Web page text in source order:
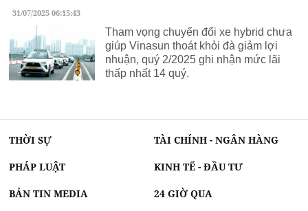
31/07/2025 06:15:43
Tham vọng chuyển đổi xe hybrid chưa
giúp Vinasun thoát khỏi đà giảm lợi
nhuận, quý 2/2025 ghi nhận mức lãi
thấp nhất 14 quý.
THỜI SỰ TÀI CHÍNH - NGÂN HÀNG
PHÁP LUẬT KINH TẾ - ĐẦU TƯ
BẢN TIN MEDIA 24 GIỜ QUA